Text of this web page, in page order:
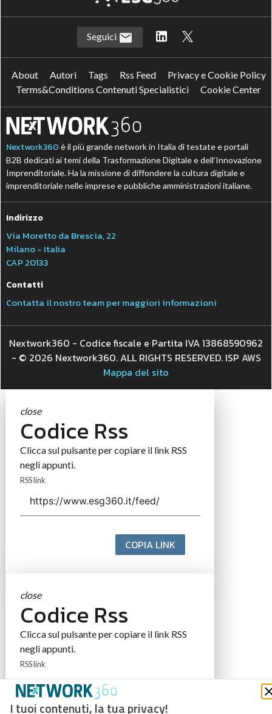
I tuoi contenuti, la tua privacy!
Seguici
About Autori Tags Rss Feed
Privacy e Cookie Policy
Terms&Conditions Contenuti Specialistici
Cookie Center
Nextwork360 è il più grande network in Italia di testate e portali
B2B dedicati ai temi della Trasformazione Digitale e dell’Innovazione
Imprenditoriale. Ha la missione di diffondere la cultura digitale e
imprenditoriale nelle imprese e pubbliche amministrazioni italiane.
Indirizzo
Via Moretto da Brescia, 22
Milano - Italia
CAP 20133
Contatti
Contatta il nostro team per maggiori informazioni
Nextwork360 - Codice fiscale e Partita IVA 13868590962
- © 2026 Nextwork360. ALL RIGHTS RESERVED. ISP AWS
Mappa del sito
close
Codice Rss
Clicca sul pulsante per copiare il link RSS
negli appunti.
RSS link
COPIA LINK
close
Codice Rss
Clicca sul pulsante per copiare il link RSS
negli appunti.
RSS link